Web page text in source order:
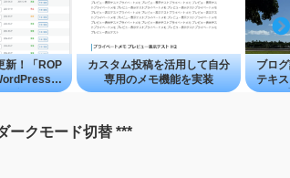
新！「ROP
記
公開
カスタム投稿を活用して自分
専用のメモ機能を実装
ブロ
テキ
ル
ークモード切替 ***